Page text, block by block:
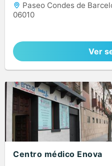
Paseo Condes de
06010
Ver
Centro médico Enova